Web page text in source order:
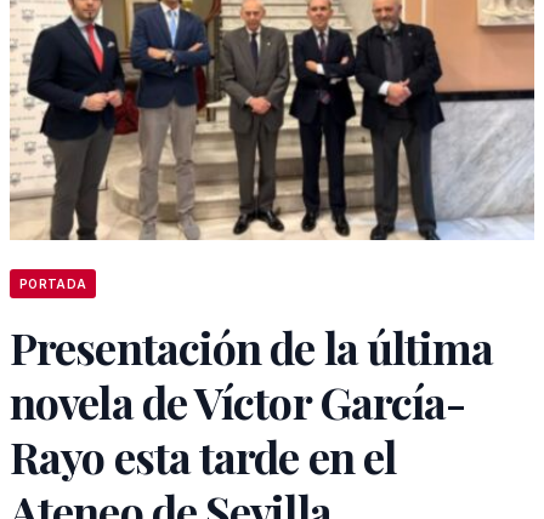
PORTADA
Presentación de la última
novela de Víctor García-
Rayo esta tarde en el